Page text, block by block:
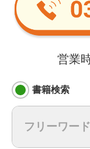
営業
書籍検索